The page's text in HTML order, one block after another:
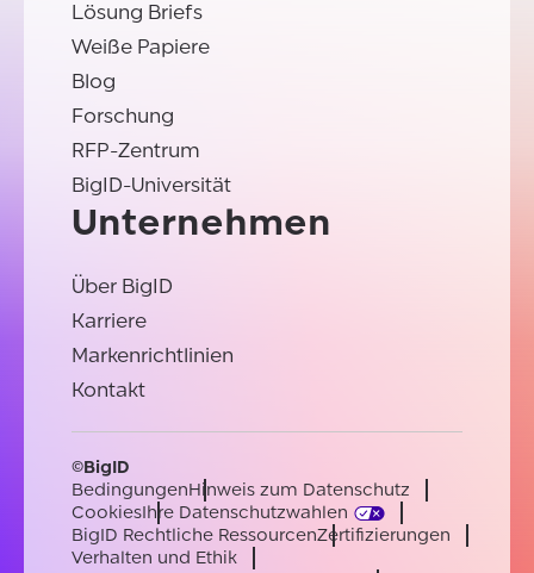
Lösung Briefs
Weiße Papiere
Blog
Forschung
RFP-Zentrum
BigID-Universität
Unternehmen
Über BigID
Karriere
Markenrichtlinien
Kontakt
©BigID
BedingungenHinweis zum Datenschutz
CookiesIhre Datenschutzwahlen
BigID Rechtliche RessourcenZertifizierungen
Verhalten und Ethik